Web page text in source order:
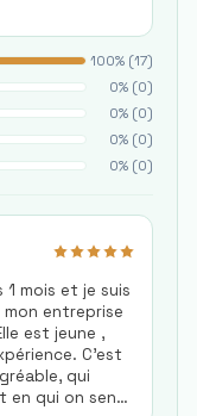
100% (17)
0% (0)
0% (0)
0% (0)
0% (0)
mois et je suis
est jeune ,
C'est
qui
en qui on sent